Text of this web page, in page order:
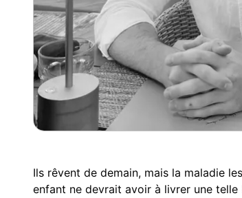
Ils rêvent de demain, mais la maladie
enfant ne devrait avoir à livrer une